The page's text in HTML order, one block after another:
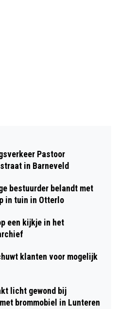
IN
HERDENKING
Pastoor
in Barneveld
bestuurder belandt met
in tuin in Otterlo
een kijkje in het
klanten voor mogelijk
licht gewond bij
brommobiel in Lunteren